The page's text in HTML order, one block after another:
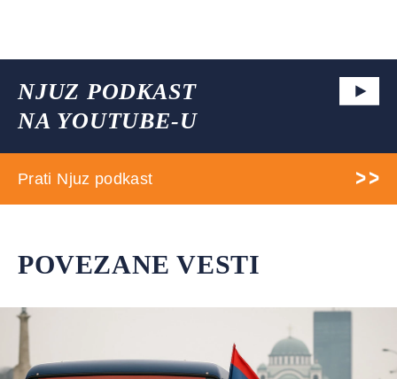
NJUZ PODKAST
NA YOUTUBE-U
Prati Njuz podkast
POVEZANE VESTI